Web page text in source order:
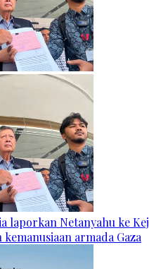
laporkan Netanyahu ke
armada Gaza